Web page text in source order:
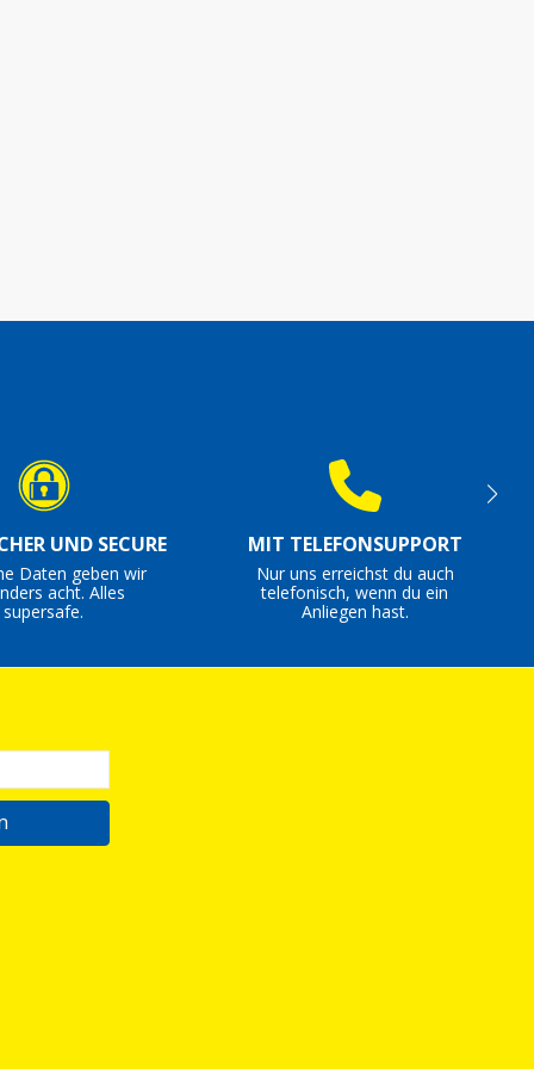
UND SECURE
Daten geben wir
acht. Alles
supersafe.
MIT TELEFONSUPPORT
Nur uns erreichst du auch
telefonisch, wenn du ein
Anliegen hast.